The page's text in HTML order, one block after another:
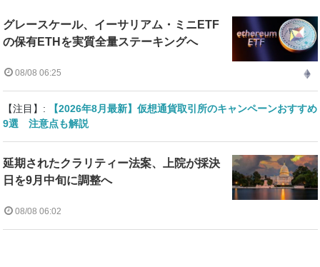
グレースケール、イーサリアム・ミニETF
の保有ETHを実質全量ステーキングへ
08/08 06:25
【注目】:
【2026年8月最新】仮想通貨取引所のキャンペーンおすすめ
9選 注意点も解説
延期されたクラリティー法案、上院が採決
日を9月中旬に調整へ
08/08 06:02